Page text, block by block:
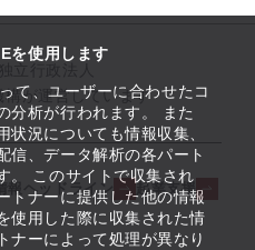
を使用します
て、ユーザーに合わせたコ
分析が行われます。 また
状況についても情報収集、
信、データ解析の各パート
。 このサイトで収集され
トナーに提供した他の情報
使用した際に収集された情
ナーによって処理が異なり
が運営しています
報ヘッドライン
起業支援